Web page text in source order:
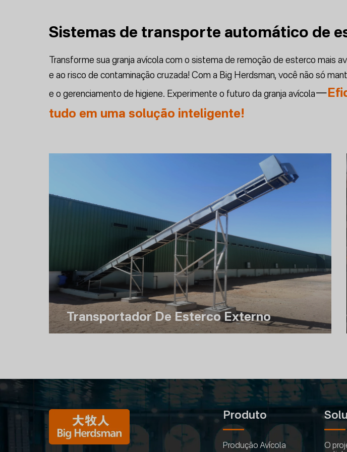
Sistemas de transporte automático de
Transforme sua granja avícola com o sistema de remoção de esterco mais
e ao risco de contaminação cruzada! Com a Big Herdsman, você não só
e o gerenciamento de higiene. Experimente o futuro da granja avícola—
tudo em uma solução inteligente!
Transportador De Esterco Externo
Produto
Produção Avícola
O